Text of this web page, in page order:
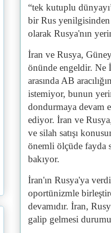
“tek kutuplu
bir Rus
olarak Rusya'nın
İran ve Rusya,
önünde engeldir. Ne
arasında AB
istemiyor, bunun
dondurmaya devam
ediyor. İran ve
ve silah satışı
önemli ölçüde fayda
bakıyor.
İran'ın Rusya'ya
oportünizmle
devamıdır. İran,
galip gelmesi